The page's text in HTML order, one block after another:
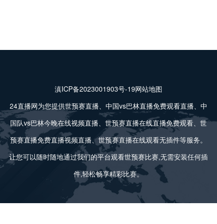
滇ICP备2023001903号-19网站地图
24直播网为您提供世预赛直播、中国vs巴林直播免费观看直播、中
国队vs巴林今晚在线视频直播、世预赛直播在线直播免费观看、世
预赛直播免费直播视频直播、世预赛直播在线观看无插件等服务。
让您可以随时随地通过我们的平台观看世预赛比赛,无需安装任何插
件,轻松畅享精彩比赛。